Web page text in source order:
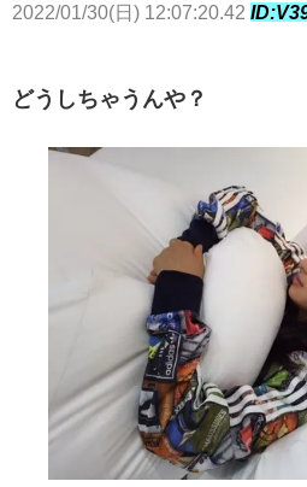
2022/01/30(日) 12:07:20.42
どうしちゃうんや？